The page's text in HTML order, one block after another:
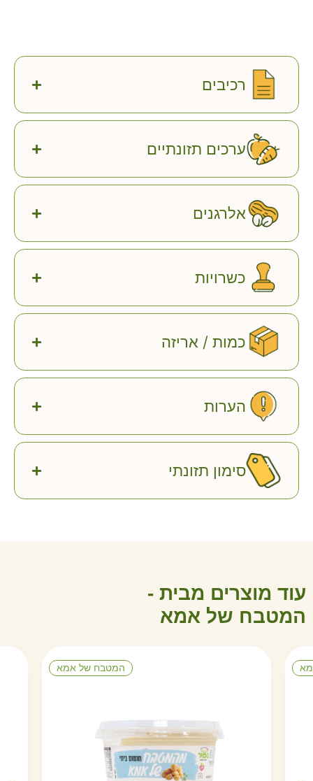
רכיבים
ערכים תזונתיים
אלרגנים
כשרויות
כמות / אריזה
הערות
סימון תזונתי
עוד מוצרים מבית -
המטבח של אמא
המטבח של אמא